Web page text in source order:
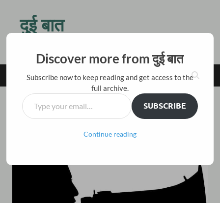
दुई बात
MAIN MENU
कविता/ ग़ज़ल
हुआँ हुआँ वो देख हमे चिल्लाता है,
Discover more from दुई बात
Subscribe now to keep reading and get access to the
full archive.
SUBSCRIBE
Continue reading